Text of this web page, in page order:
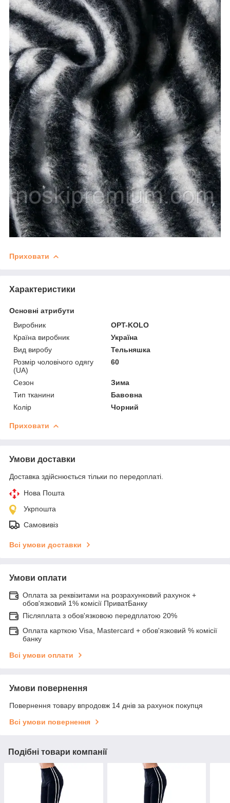
Приховати
Характеристики
Основні атрибути
Виробник
OPT-KOLO
Країна виробник
Україна
Вид виробу
Тельняшка
Розмір чоловічого одягу
(UA)
60
Сезон
Зима
Тип тканини
Бавовна
Колір
Чорний
Приховати
Умови доставки
Доставка здійснюється тільки по передоплаті.
Нова Пошта
Укрпошта
Самовивіз
Всі умови доставки
Умови оплати
Оплата за реквізитами на розрахунковий рахунок +
обов'язковий 1% комісії ПриватБанку
Післяплата з обов'язковою передплатою 20%
Оплата карткою Visa, Mastercard + обов'язковий % комісії
банку
Всі умови оплати
Умови повернення
Повернення товару впродовж 14 днів за рахунок покупця
Всі умови повернення
Подібні товари компанії